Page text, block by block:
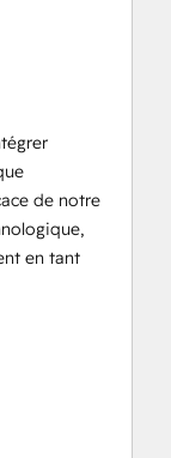
de notre
en tant